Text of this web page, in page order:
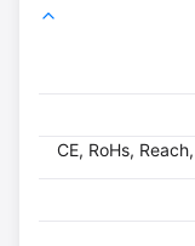
CE, RoHs,